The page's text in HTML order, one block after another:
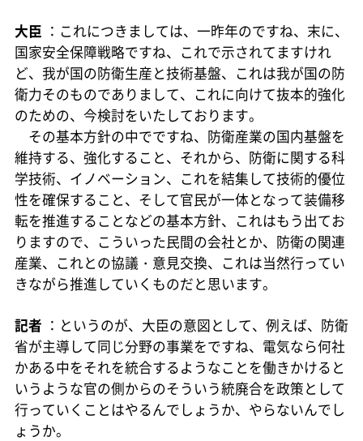
大臣 ：これにつきましては、一昨年のですね、末に、
国家安全保障戦略ですね、これで示されてますけれ
ど、我が国の防衛生産と技術基盤、これは我が国の防
衛力そのものでありまして、これに向けて抜本的強化
のための、今検討をいたしております。
その基本方針の中でですね、防衛産業の国内基盤を
維持する、強化すること、それから、防衛に関する科
学技術、イノベーション、これを結集して技術的優位
性を確保すること、そして官民が一体となって装備移
転を推進することなどの基本方針、これはもう出てお
りますので、こういった民間の会社とか、防衛の関連
産業、これとの協議・意見交換、これは当然行ってい
きながら推進していくものだと思います。
記者 ：というのが、大臣の意図として、例えば、防衛
省が主導して同じ分野の事業をですね、電気なら何社
かある中をそれを統合するようなことを働きかけると
いうような官の側からのそういう統廃合を政策として
行っていくことはやるんでしょうか、やらないんでし
ょうか。